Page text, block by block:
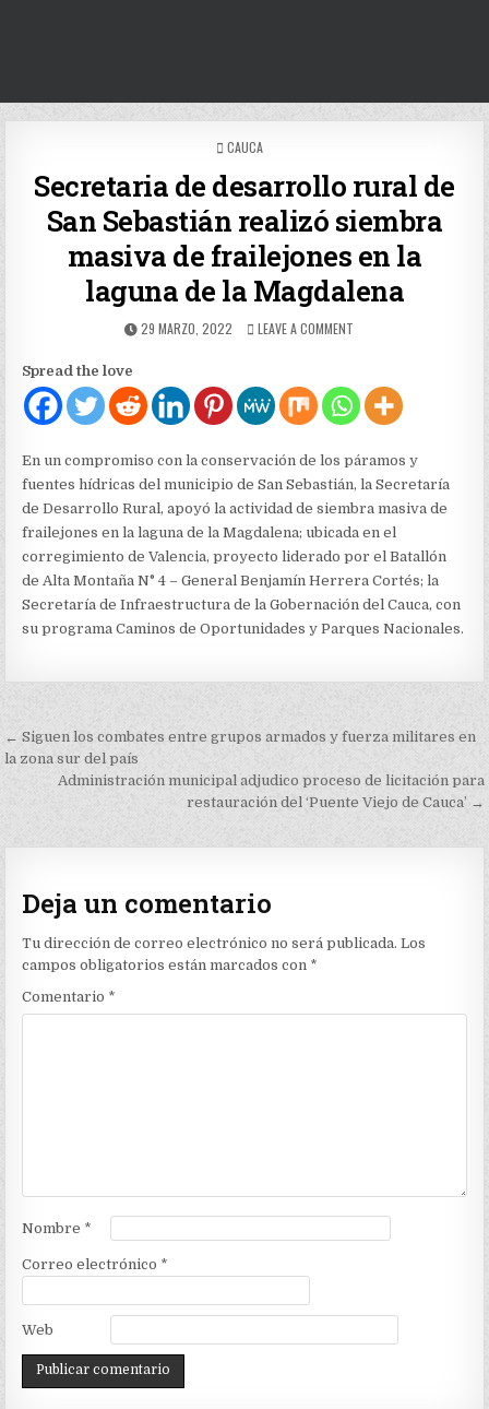
POSTED
CAUCA
Secretaria de desarrollo rural de
San Sebastián realizó siembra
masiva de frailejones en la
laguna de la Magdalena
PUBLISHED
29 MARZO, 2022 LEAVE A COMMENT
DESARROLLO
RURAL
DE
SEBASTIÁN
REALIZÓ
SIEMBRA
MASIVA
DE
FRAILEJONES
LA
LAGUNA
DE
Spread the love
En un compromiso con la conservación de los páramos y
fuentes hídricas del municipio de San Sebastián, la Secretaría
de Desarrollo Rural, apoyó la actividad de siembra masiva de
frailejones en la laguna de la Magdalena; ubicada en el
corregimiento de Valencia, proyecto liderado por el Batallón
de Alta Montaña N° 4 – General Benjamín Herrera Cortés; la
Secretaría de Infraestructura de la Gobernación del Cauca, con
su programa Caminos de Oportunidades y Parques Nacionales.
Navegación
de
← Siguen los combates entre grupos armados y fuerza militares en
la zona sur del país
Administración municipal adjudico proceso de licitación para
restauración del ‘Puente Viejo de Cauca’ →
Deja un comentario
Tu dirección de correo electrónico no será publicada. Los
campos obligatorios están marcados con *
Comentario *
Nombre *
Correo electrónico *
Web